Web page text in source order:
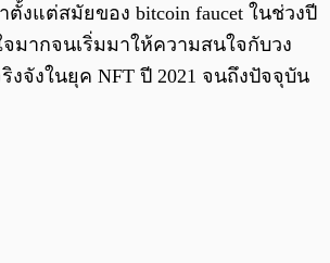
ตั้งแต่สมัยของ bitcoin faucet ในช่วงปี
มากจนเริ่มมาให้ความสนใจกับวง
งจังในยุค NFT ปี 2021 จนถึงปัจจุบัน